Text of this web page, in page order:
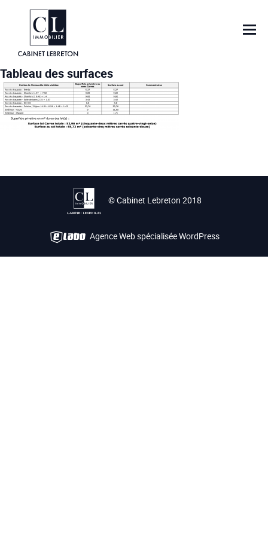
Tableau des surfaces
© Cabinet Lebreton 2018
Agence Web spécialisée WordPress